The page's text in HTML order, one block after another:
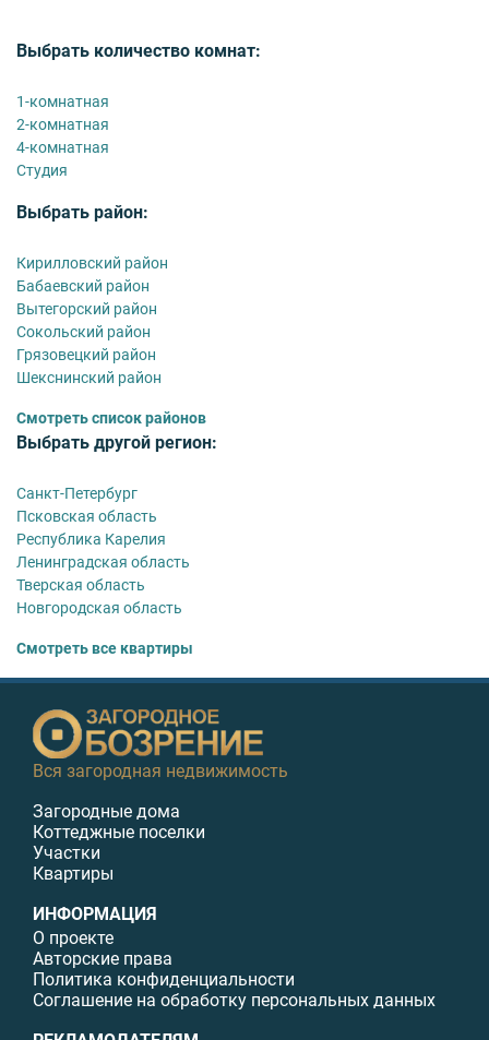
Выбрать количество комнат:
1-комнатная
2-комнатная
4-комнатная
Студия
Выбрать район:
Кирилловский район
Бабаевский район
Вытегорский район
Сокольский район
Грязовецкий район
Шекснинский район
Смотреть список районов
Выбрать другой регион:
Санкт-Петербург
Псковская область
Республика Карелия
Ленинградская область
Тверская область
Новгородская область
Смотреть все квартиры
Вся загородная недвижимость
Загородные дома
Коттеджные поселки
Участки
Квартиры
ИНФОРМАЦИЯ
О проекте
Авторские права
Политика конфиденциальности
Соглашение на обработку персональных данных